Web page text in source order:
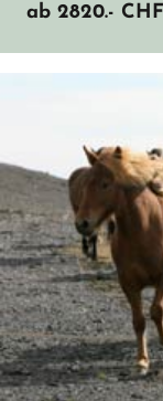
ab 2820.- CHF